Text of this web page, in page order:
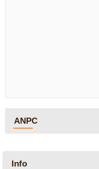
ANPC
Info